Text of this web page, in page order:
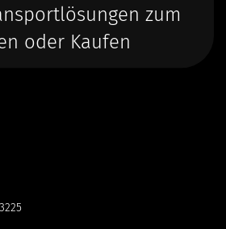
zum
oder Kaufen